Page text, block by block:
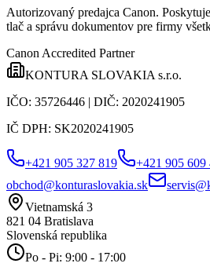
Autorizovaný predajca Canon.
tlač a správu dokumentov pre firmy
Canon Accredited Partner
KONTURA SLOVAKIA s.r.o.
IČO: 35726446 | DIČ: 2020241905
IČ DPH: SK2020241905
+421 905 327 819
+421 905 609
obchod@konturaslovakia.sk
Vietnamská 3
821 04 Bratislava
Slovenská republika
Po - Pi: 9:00 - 17:00